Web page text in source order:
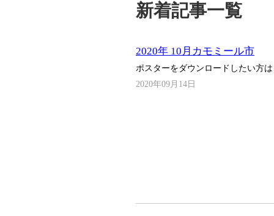
新着記事一覧
2020年 10月カモミール市
ポスターをダウンロードしたい方
2020年09月14日